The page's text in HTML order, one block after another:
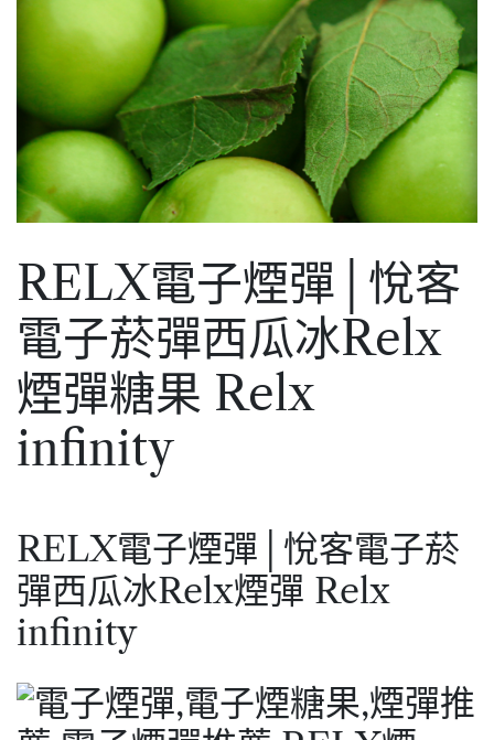
RELX電子煙彈│悅客
電子菸彈西瓜冰Relx
煙彈糖果 Relx
infinity
RELX電子煙彈│悅客電子菸
彈西瓜冰Relx煙彈 Relx
infinity